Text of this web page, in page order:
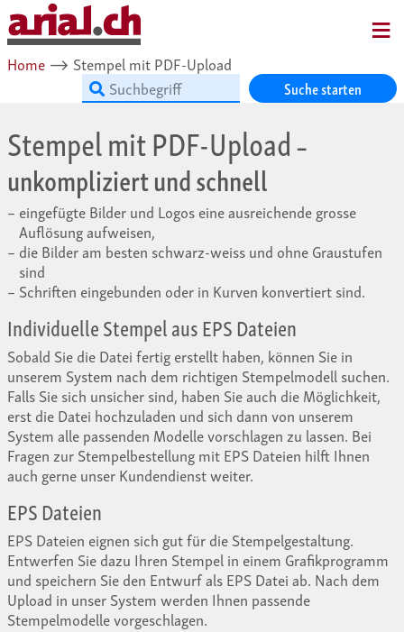
Home ⟶ Stempel mit PDF-Upload
Suche starten
Stempel mit PDF-Upload–
unkompliziert und schnell
eingefügte Bilder und Logos eine ausreichende grosse
Auflösung aufweisen,
die Bilder am besten schwarz-weiss und ohne Graustufen
sind
Schriften eingebunden oder in Kurven konvertiert sind.
Individuelle Stempel aus EPS Dateien
Sobald Sie die Datei fertig erstellt haben, können Sie in
unserem System nach dem richtigen Stempelmodell suchen.
Falls Sie sich unsicher sind, haben Sie auch die Möglichkeit,
erst die Datei hochzuladen und sich dann von unserem
System alle passenden Modelle vorschlagen zu lassen. Bei
Fragen zur Stempelbestellung mit EPS Dateien hilft Ihnen
auch gerne unser Kundendienst weiter.
EPS Dateien
EPS Dateien eignen sich gut für die Stempelgestaltung.
Entwerfen Sie dazu Ihren Stempel in einem Grafikprogramm
und speichern Sie den Entwurf als EPS Datei ab. Nach dem
Upload in unser System werden Ihnen passende
Stempelmodelle vorgeschlagen.